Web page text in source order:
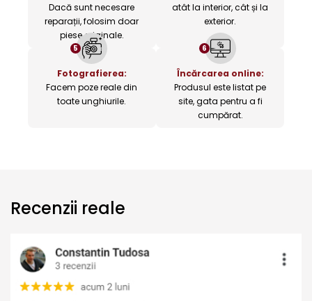
Dacă sunt necesare
reparații, folosim doar
piese originale.
atât la interior, cât și la
exterior.
5
Fotografierea:
Facem poze reale din
toate unghiurile.
6
Încărcarea online:
Produsul este listat pe
site, gata pentru a fi
cumpărat.
Recenzii reale